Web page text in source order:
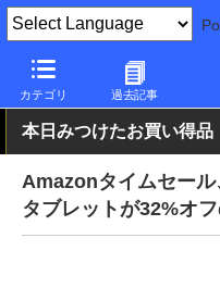
カテゴリ 過去記事
PC Watch パソコン/タブレ
本日みつけたお買い得品
Amazonタイムセー
タブレットが32%オ